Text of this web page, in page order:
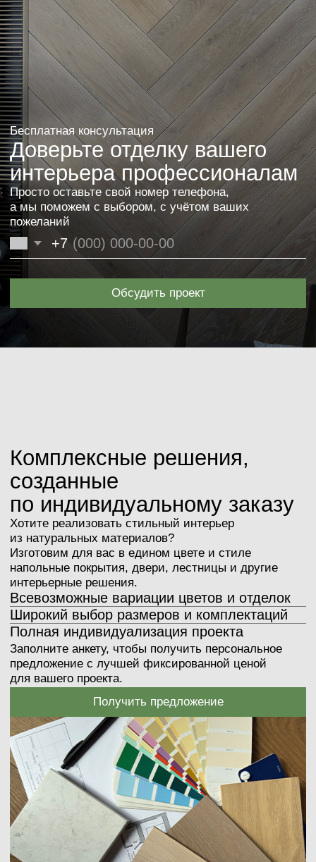
Хотите также? Оставьте заявку или свяжитесь
с нами. Мы поможем в выборе, исходя из ваших
пожеланий и бюджета.
Оставить заявку
Если у вас уже имеется готовый дизайн-проект,
то мы можем произвести расчёт стоимости
материалов и работ, необходимых для его
реализации.
+7
Загрузить файл
политикой конфиденциальности
Получить расчёт